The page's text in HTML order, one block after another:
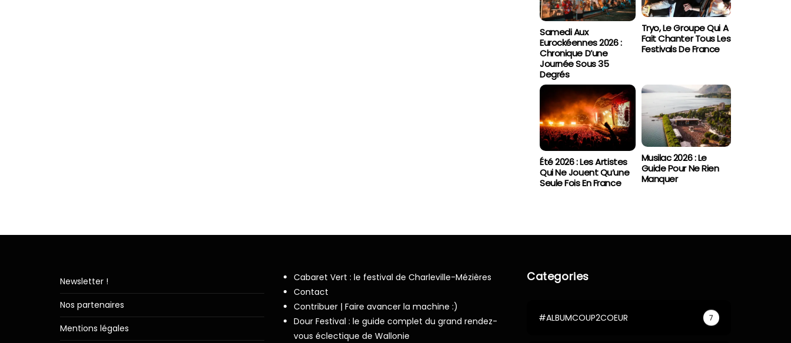
Samedi Aux
Eurockéennes 2026 :
Chronique D’une
Journée Sous 35
Degrés
Tryo, Le Groupe Qui A
Fait Chanter Tous Les
Festivals De France
Été 2026 : Les Artistes
Qui Ne Jouent Qu’une
Seule Fois En France
Musilac 2026 : Le
Guide Pour Ne Rien
Manquer
Newsletter !
Nos partenaires
Mentions légales
Cabaret Vert : le festival de Charleville-Mézières
Contact
Contribuer | Faire avancer la machine :)
Dour Festival : le guide complet du grand rendez-
vous éclectique de Wallonie
Categories
#ALBUMCOUP2COEUR 7